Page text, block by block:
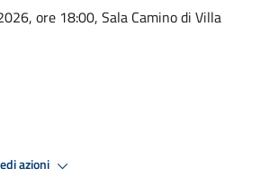
ore 18:00, Sala Camino di Villa
azioni